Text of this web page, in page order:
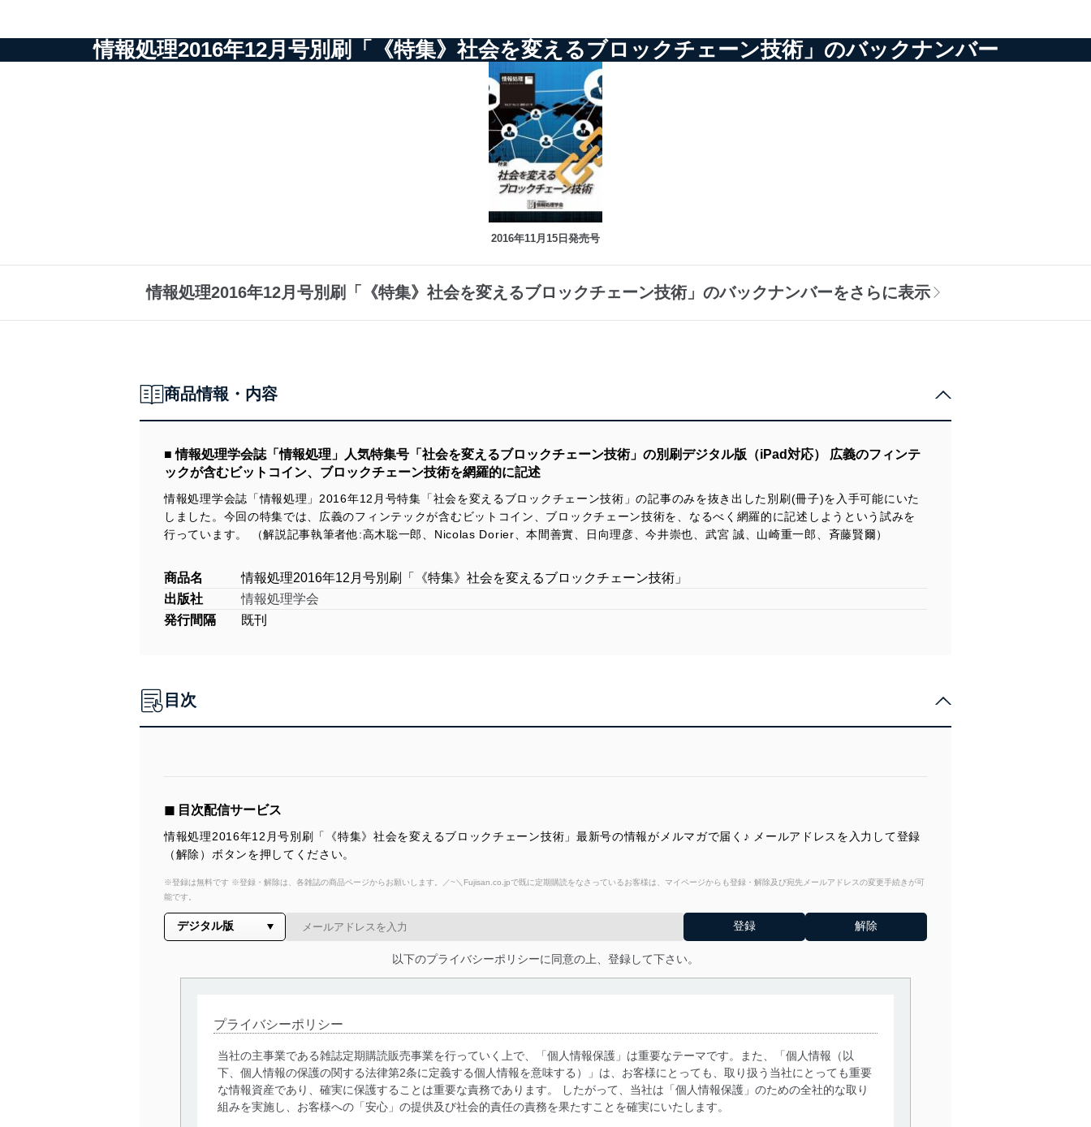
情報処理2016年12月号別刷「《特集》社会を変えるブロックチェーン技術」のバックナンバー
2016年11月15日発売号
情報処理2016年12月号別刷「《特集》社会を変えるブロックチェーン技術」のバックナンバーをさらに表示
商品情報・内容
■ 情報処理学会誌「情報処理」人気特集号「社会を変えるブロックチェーン技術」の別刷デジタル版（iPad対応） 広義のフィンテ
ックが含むビットコイン、ブロックチェーン技術を網羅的に記述
情報処理学会誌「情報処理」2016年12月号特集「社会を変えるブロックチェーン技術」の記事のみを抜き出した別刷(冊子)を入手可能にいた
しました。今回の特集では、広義のフィンテックが含むビットコイン、ブロックチェーン技術を、なるべく網羅的に記述しようという試みを
行っています。 （解説記事執筆者他:高木聡一郎、Nicolas Dorier、本間善實、日向理彦、今井崇也、武宮 誠、山崎重一郎、斉藤賢爾）
商品名
情報処理2016年12月号別刷「《特集》社会を変えるブロックチェーン技術」
出版社
情報処理学会
発行間隔
既刊
目次
◼︎ 目次配信サービス
情報処理2016年12月号別刷「《特集》社会を変えるブロックチェーン技術」最新号の情報がメルマガで届く♪ メールアドレスを入力して登録
（解除）ボタンを押してください。
※登録は無料です ※登録・解除は、各雑誌の商品ページからお願いします。／~＼Fujisan.co.jpで既に定期購読をなさっているお客様は、マイページからも登録・解除及び宛先メールアドレスの変更手続きが可
能です。
以下のプライバシーポリシーに同意の上、登録して下さい。
プライバシーポリシー
当社の主事業である雑誌定期購読販売事業を行っていく上で、「個人情報保護」は重要なテーマです。また、「個人情報（以
下、個人情報の保護の関する法律第2条に定義する個人情報を意味する）」は、お客様にとっても、取り扱う当社にとっても重要
な情報資産であり、確実に保護することは重要な責務であります。 したがって、当社は「個人情報保護」のための全社的な取り
組みを実施し、お客様への「安心」の提供及び社会的責任の責務を果たすことを確実にいたします。